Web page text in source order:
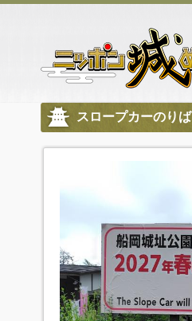
スロープカーのりば